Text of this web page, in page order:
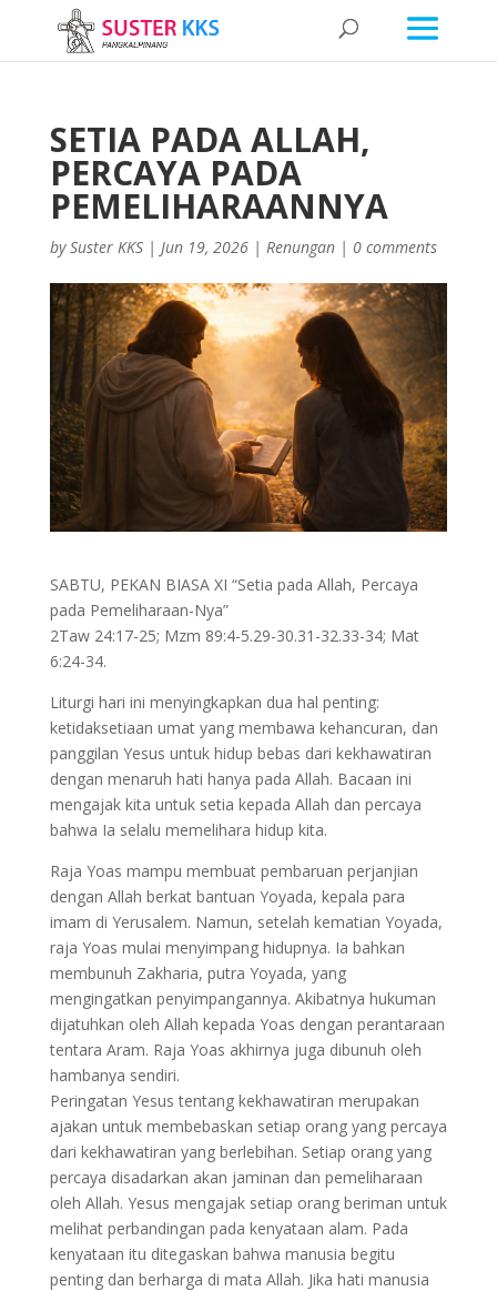
SETIA PADA ALLAH,
PERCAYA PADA
PEMELIHARAANNYA
bySuster KKS| Jun 19, 2026| Renungan| 0 comments
SABTU, PEKAN BIASA XI “Setia pada Allah, Percaya
pada Pemeliharaan-Nya”
2Taw 24:17-25; Mzm 89:4-5.29-30.31-32.33-34; Mat
6:24-34.
Liturgi hari ini menyingkapkan dua hal penting:
ketidaksetiaan umat yang membawa kehancuran, dan
panggilan Yesus untuk hidup bebas dari kekhawatiran
dengan menaruh hati hanya pada Allah. Bacaan ini
mengajak kita untuk setia kepada Allah dan percaya
bahwa Ia selalu memelihara hidup kita.
Raja Yoas mampu membuat pembaruan perjanjian
dengan Allah berkat bantuan Yoyada, kepala para
imam di Yerusalem. Namun, setelah kematian Yoyada,
raja Yoas mulai menyimpang hidupnya. Ia bahkan
membunuh Zakharia, putra Yoyada, yang
mengingatkan penyimpangannya. Akibatnya hukuman
dijatuhkan oleh Allah kepada Yoas dengan perantaraan
tentara Aram. Raja Yoas akhirnya juga dibunuh oleh
hambanya sendiri.
Peringatan Yesus tentang kekhawatiran merupakan
ajakan untuk membebaskan setiap orang yang percaya
dari kekhawatiran yang berlebihan. Setiap orang yang
percaya disadarkan akan jaminan dan pemeliharaan
oleh Allah. Yesus mengajak setiap orang beriman untuk
melihat perbandingan pada kenyataan alam. Pada
kenyataan itu ditegaskan bahwa manusia begitu
penting dan berharga di mata Allah. Jika hati manusia